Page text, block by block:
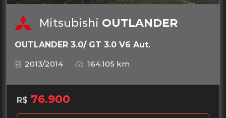
Mitsubishi OUTLANDER
OUTLANDER 3.0/ GT 3.0 V6 Aut.
2013/2014
164.105 km
R$ 76.900